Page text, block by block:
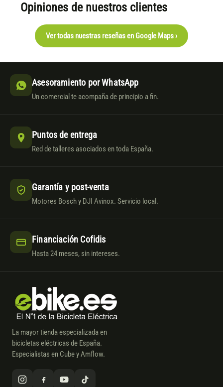
Opiniones de nuestros clientes
Ver todas nuestras reseñas en Google Maps ›
Asesoramiento por WhatsApp
Un comercial te acompaña de principio a fin.
Puntos de entrega
Red de talleres asociados en toda España.
Garantía y post-venta
Motores Bosch y DJI Avinox. Servicio local.
Financiación Cofidis
Hasta 24 meses, sin intereses.
La mayor tienda especializada en
bicicletas eléctricas de España.
Especialistas en Cube y Amflow.